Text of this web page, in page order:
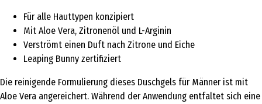
Für alle Hauttypen konzipiert
Mit Aloe Vera, Zitronenöl und L-Arginin
Verströmt einen Duft nach Zitrone und Eiche
Leaping Bunny zertifiziert
Die reinigende Formulierung dieses Duschgels für Männer ist mit
Aloe Vera angereichert. Während der Anwendung entfaltet sich eine